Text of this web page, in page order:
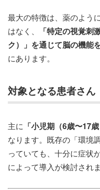
最大の特徴は、薬のよう
はなく、
「特定の視覚刺
ク）」を通じて脳の機能
にあります。
対象となる患者さん
主に 「小児期（6歳〜17歳
なります。既存の「環境
っていても、十分に症状
によって導入が検討されま